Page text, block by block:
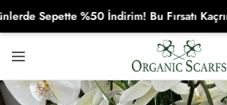
Organikscarf
Sepette %50 İndirim! Bu Fırsatı Kaçrıma